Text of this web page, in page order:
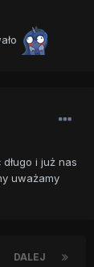
i już nas
uważamy
DALEJ